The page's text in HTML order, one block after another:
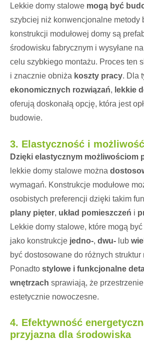
Lekkie domy stalowe mogą być
szybciej niż konwencjonalne metody
konstrukcji modułowej domy są
środowisku fabrycznym i wysyłane
celu szybkiego montażu. Proces ten
i znacznie obniża koszty pracy. Dla
ekonomicznych rozwiązań, lekkie
oferują doskonałą opcję, która jest
budowie.
3. Elastyczność i
Dzięki elastycznym możliwościom
lekkie domy stalowe można
wymagań. Konstrukcje modułowe
osobistych preferencji dzięki takim
plany pięter, układ pomieszczeń i
Lekkie domy stalowe, które mogą
jako konstrukcje jedno-, dwu- lub
być dostosowane do różnych struktur
Ponadto stylowe i funkcjonalne
wnętrzach sprawiają, że
estetycznie nowoczesne.
4. Efektywność
przyjazna dla środowiska